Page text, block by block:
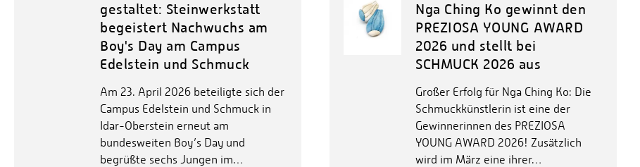
gestaltet: Steinwerkstatt
begeistert Nachwuchs am
Boy's Day am Campus
Edelstein und Schmuck
Am 23. April 2026 beteiligte sich der
Campus Edelstein und Schmuck in
Idar-Oberstein erneut am
bundesweiten Boy’s Day und
begrüßte sechs Jungen im…
Nga Ching Ko gewinnt den
PREZIOSA YOUNG AWARD
2026 und stellt bei
SCHMUCK 2026 aus
Großer Erfolg für Nga Ching Ko: Die
Schmuckkünstlerin ist eine der
Gewinnerinnen des PREZIOSA
YOUNG AWARD 2026! Zusätzlich
wird im März eine ihrer…